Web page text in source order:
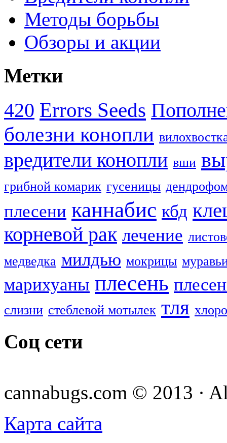
Методы борьбы
Обзоры и акции
Метки
420 Errors Seeds
болезни конопли
вредители конопли вши
грибной комарик гусеницы
плесени каннабис кбд
корневой рак лечение
медведка милдью мокрицы
марихуаны плесень
слизни стеблевой мотылек тля
Соц сети
cannabugs.com © 2013 ·
Карта сайта